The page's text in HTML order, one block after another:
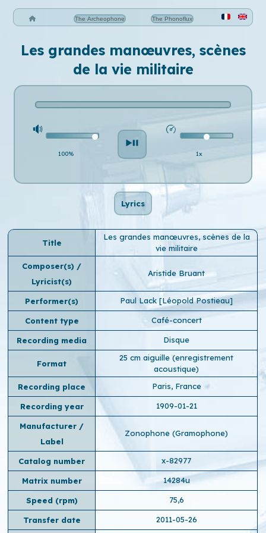
The Archeophone The Phonoflux
Les grandes manœuvres, scènes
de la vie militaire
100% 1x
Lyrics
Title
Les grandes manœuvres, scènes de la
vie militaire
Composer(s) /
Lyricist(s)
Aristide Bruant
Performer(s) Paul Lack [Léopold Postieau]
Content type Café-concert
Recording media Disque
Format
25 cm aiguille (enregistrement
acoustique)
Recording place
Paris, France
Recording year 1909-01-21
Manufacturer /
Label
Zonophone (Gramophone)
Catalog number x-82977
Matrix number 14284u
Speed ​​(rpm) 75,6
Transfer date 2011-05-26